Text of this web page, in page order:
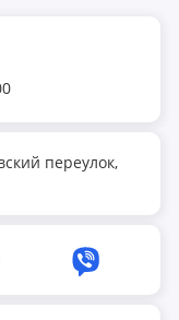
переулок,